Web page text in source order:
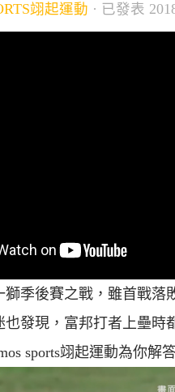
翊起運動 · 已發表
獅季後賽之戰，雖首戰落
也發現，富邦打者上壘時
sports翊起運動為你解